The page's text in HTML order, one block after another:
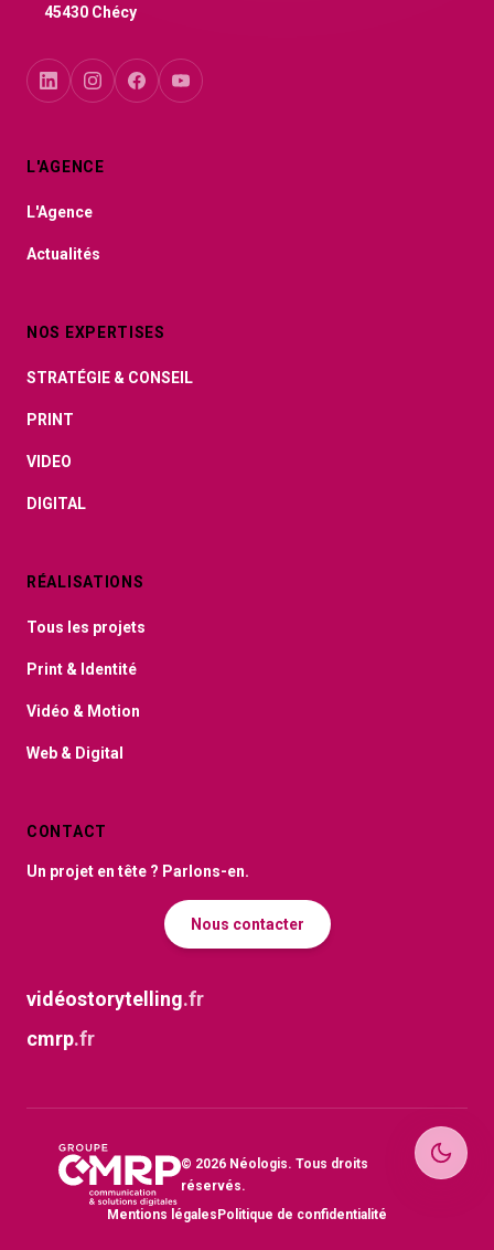
45430 Chécy
L'AGENCE
L'Agence
Actualités
NOS EXPERTISES
STRATÉGIE & CONSEIL
PRINT
VIDEO
DIGITAL
RÉALISATIONS
Tous les projets
Print & Identité
Vidéo & Motion
Web & Digital
CONTACT
Un projet en tête ? Parlons-en.
Nous contacter
vidéostorytelling.fr
cmrp.fr
© 2026Néologis. Tous droits
réservés.
Mentions légales Politique de confidentialité